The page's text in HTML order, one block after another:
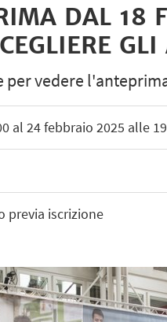
DAL 18
vedere
al 24 febbraio 2025 alle
previa iscrizione